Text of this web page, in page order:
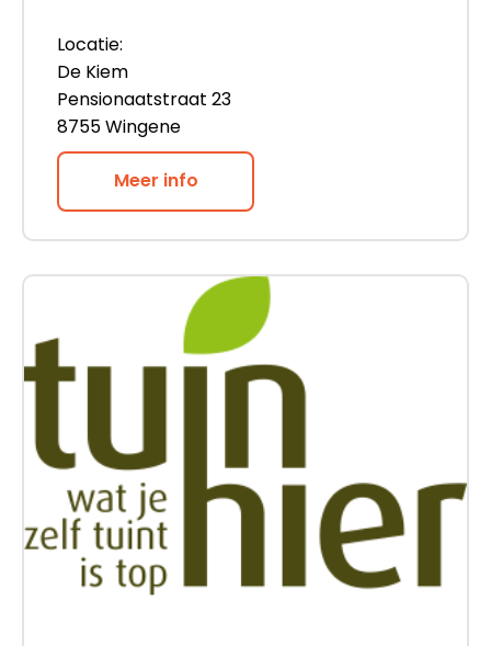
Locatie:
De Kiem
Pensionaatstraat 23
8755 Wingene
Meer info